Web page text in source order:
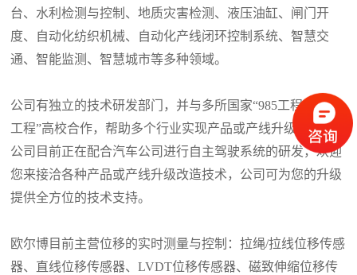
台、水利检测与控制、地质灾害检测、液压油缸、闸门开
度、自动化纺织机械、自动化产线闭环控制系统、智慧交
通、智能监测、智慧城市等多种领域。
公司有独立的技术研发部门，并与多所国家“985工程”“211
工程”高校合作，帮助多个行业实现产品或产线升级改造，
公司目前正在配合汽车公司进行自主驾驶系统的研发，欢迎
您来接洽各种产品或产线升级改造技术，公司可为您的升级
提供全方位的技术支持。
欧尔博目前主营位移的实时测量与控制：拉绳/拉线位移传感
器、直线位移传感器、LVDT位移传感器、磁致伸缩位移传